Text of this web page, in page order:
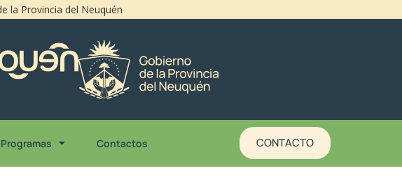
la Provincia del Neuquén
Programas Contactos CONTACTO